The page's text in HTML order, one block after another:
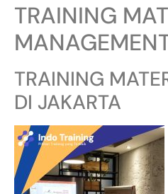
TRAINING
TRAINING
DI JAKARTA